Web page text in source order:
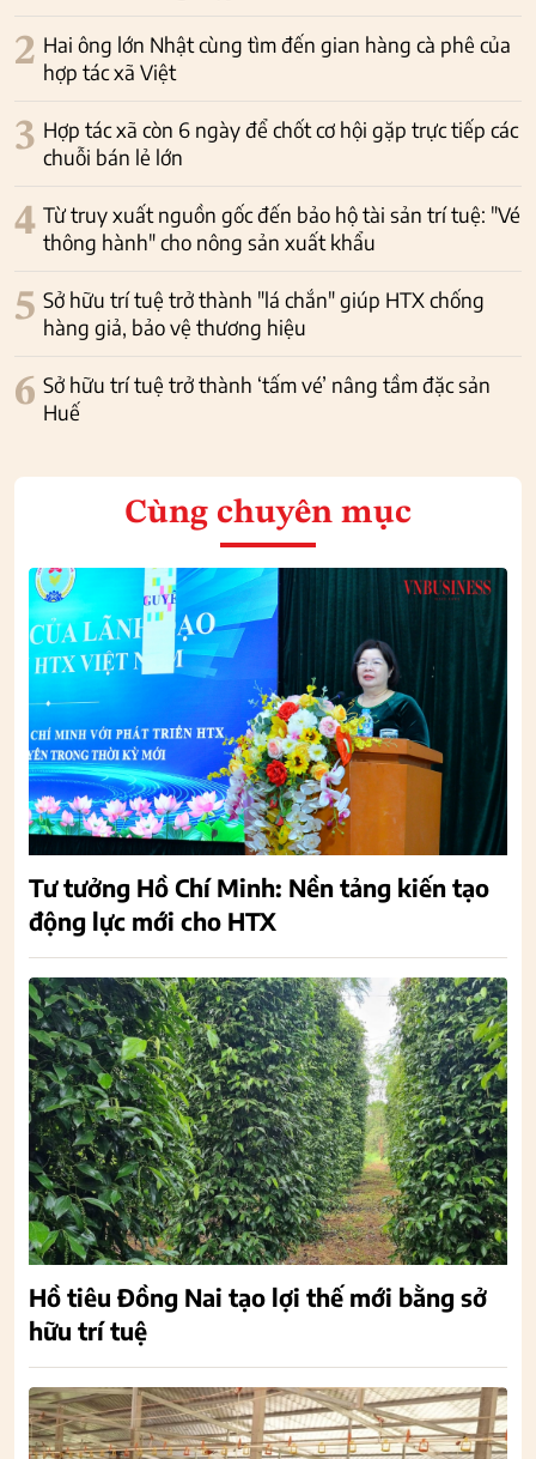
2 Hai ông lớn Nhật cùng tìm đến gian hàng cà phê của
hợp tác xã Việt
3 Hợp tác xã còn 6 ngày để chốt cơ hội gặp trực tiếp các
chuỗi bán lẻ lớn
4 Từ truy xuất nguồn gốc đến bảo hộ tài sản trí tuệ: "Vé
thông hành" cho nông sản xuất khẩu
5 Sở hữu trí tuệ trở thành "lá chắn" giúp HTX chống
hàng giả, bảo vệ thương hiệu
6 Sở hữu trí tuệ trở thành ‘tấm vé’ nâng tầm đặc sản
Huế
Cùng chuyên mục
Tư tưởng Hồ Chí Minh: Nền tảng kiến tạo
động lực mới cho HTX
Hồ tiêu Đồng Nai tạo lợi thế mới bằng sở
hữu trí tuệ